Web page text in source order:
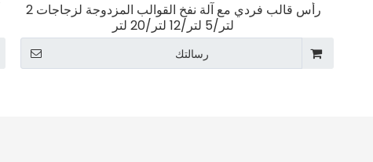
رأس قالب فردي مع آلة نفخ القوالب المزدوجة لزجاجات 2
لتر/5 لتر/12 لتر/20 لتر
رسالتك